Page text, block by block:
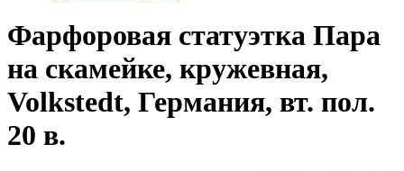
Фарфоровая статуэтка Пара
на скамейке, кружевная,
Volkstedt, Германия, вт. пол.
20 в.